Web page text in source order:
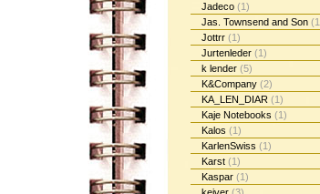
Jadeco (1)
Jas. Townsend and Son
Jottrr (1)
Jurtenleder (1)
k lender (5)
K&Company (2)
KA_LEN_DIAR (1)
Kaje Notebooks (1)
Kalos (1)
KarlenSwiss (1)
Karst (1)
Kaspar (1)